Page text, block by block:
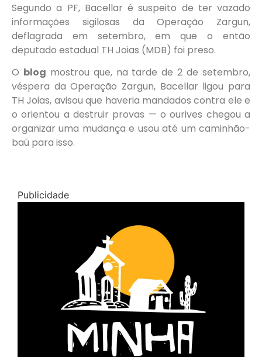
Segundo a PF, Bacellar é suspeito de ter vazado
informações sigilosas da Operação Zargun,
deflagrada em setembro, em que o então
deputado estadual TH Joias (MDB) foi preso.
O blog mostrou que, na tarde de 2 de setembro,
véspera da Operação Zargun, Bacellar ligou para
TH Joias, avisou que haveria mandados contra ele e
o orientou a destruir provas — o ourives chegou a
organizar uma mudança e usou até um caminhão-
baú para isso.
Publicidade